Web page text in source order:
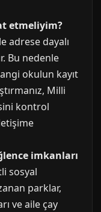
etmeliyim?
adrese dayalı
Bu nedenle
okulun kayıt
Milli
kontrol
imkanları
sosyal
parklar,
ve aile çay